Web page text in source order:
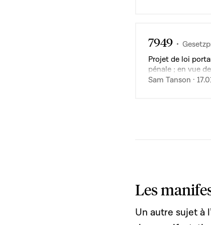
7949
Projet de loi
pénale ; en vue
l'exploitation
Sam Tanson ·
Les
Un autre sujet à